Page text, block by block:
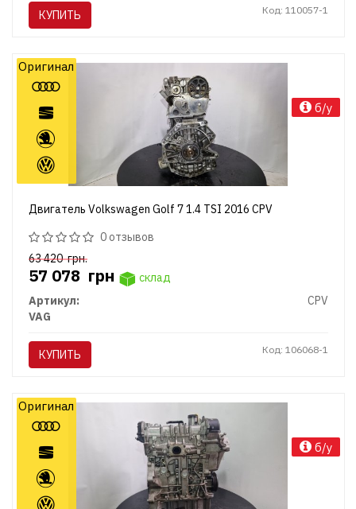
КУПИТЬ Код: 110057-1
Двигатель Volkswagen Golf 7 1.4 TSI 2016 CPV
0 отзывов
63 420грн.
57 078 грн
склад
Артикул:
CPV
VAG
КУПИТЬ Код: 106068-1
Оригинал
б/у
Оригинал
б/у